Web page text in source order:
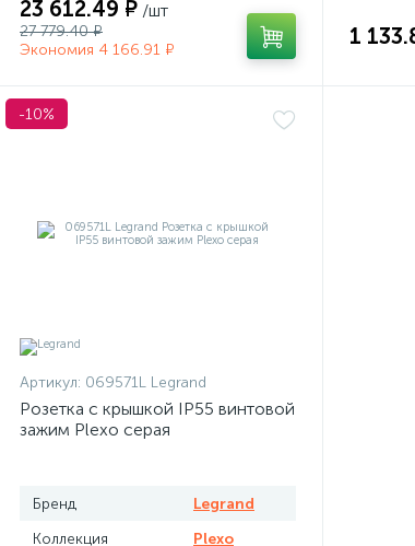
23 612.49 ₽ /шт
27 779.40 ₽
Экономия 4 166.91 ₽
1
-10%
Артикул: 069571L Legrand
Розетка с крышкой IP55 винтовой
зажим Plexo серая
Бренд
Legrand
Коллекция
Plexo